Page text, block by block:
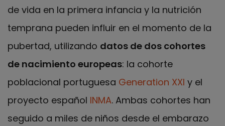
de vida en la primera infancia y la nutrición
temprana pueden influir en el momento de la
pubertad, utilizando datos de dos cohortes
de nacimiento europeas: la cohorte
poblacional portuguesa Generation XXI y el
proyecto español INMA. Ambas cohortes han
seguido a miles de niños desde el embarazo